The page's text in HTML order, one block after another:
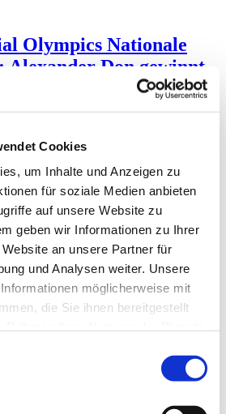
Cookies
um Inhalte und Anzeigen zu
für soziale Medien anbieten
auf unsere Website zu
geben wir Informationen zu Ihrer
an unsere Partner für
und Analysen weiter. Unsere
möglicherweise mit
die Sie ihnen bereitgestellt
Olympics Nationale
Alexander Don gewinnt
Leistungsklasse
Spaß haben:
der Werkstätten laden
ein
reden, Spaß haben: Frauenbeauftragte
23. Juli zu Frauentreff ein
Eindrücke vom